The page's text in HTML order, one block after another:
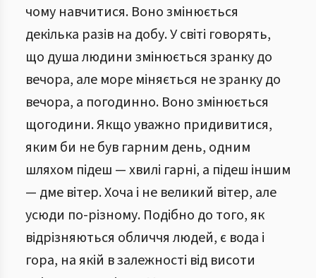
чому навчитися. Воно змінюється
декілька разів на добу. У світі говорять,
що душа людини змінюється зранку до
вечора, але море міняється не зранку до
вечора, а погодинно. Воно змінюється
щогодини. Якщо уважно придивитися,
яким би не був гарним день, одним
шляхом підеш — хвилі гарні, а підеш іншим
— дме вітер. Хоча і не великий вітер, але
усюди по-різному. Подібно до того, як
відрізняються обличчя людей, є вода і
гора, на якій в залежності від висоти